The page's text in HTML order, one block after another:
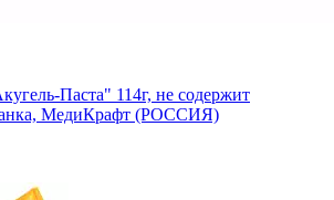
Паста" 114г, не содержит
МедиКрафт (РОССИЯ)